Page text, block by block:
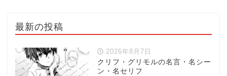
最新の投稿
2026年8月7日
クリフ・グリモルの名言・名シー
ン・名セリフ